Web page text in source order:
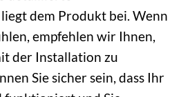
dem Produkt bei. Wenn
empfehlen wir Ihnen,
der Installation zu
Sie sicher sein, dass Ihr